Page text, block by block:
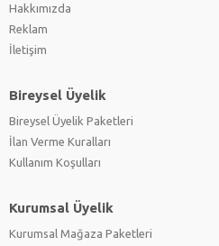
Hakkımızda
Reklam
İletişim
Bireysel Üyelik
Bireysel Üyelik Paketleri
İlan Verme Kuralları
Kullanım Koşulları
Kurumsal Üyelik
Kurumsal Mağaza Paketleri